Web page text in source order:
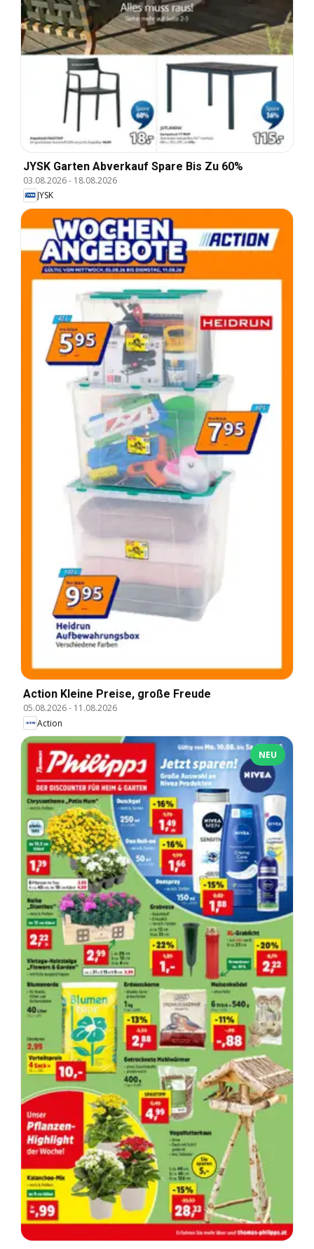
JYSK Garten Abverkauf Spare Bis Zu 60%
03.08.2026- 18.08.2026
JYSK
Action Kleine Preise, große Freude
05.08.2026- 11.08.2026
Action
NEU